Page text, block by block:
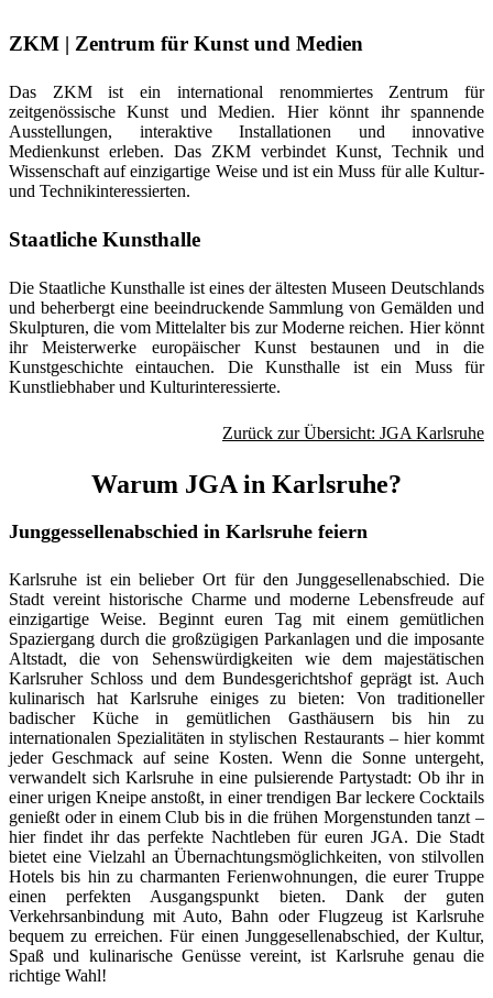
ZKM | Zentrum für Kunst und Medien
Das ZKM ist ein international renommiertes Zentrum für
zeitgenössische Kunst und Medien. Hier könnt ihr spannende
Ausstellungen, interaktive Installationen und innovative
Medienkunst erleben. Das ZKM verbindet Kunst, Technik und
Wissenschaft auf einzigartige Weise und ist ein Muss für alle Kultur-
und Technikinteressierten.
Staatliche Kunsthalle
Die Staatliche Kunsthalle ist eines der ältesten Museen Deutschlands
und beherbergt eine beeindruckende Sammlung von Gemälden und
Skulpturen, die vom Mittelalter bis zur Moderne reichen. Hier könnt
ihr Meisterwerke europäischer Kunst bestaunen und in die
Kunstgeschichte eintauchen. Die Kunsthalle ist ein Muss für
Kunstliebhaber und Kulturinteressierte.
Zurück zur Übersicht: JGA Karlsruhe
Warum JGA in Karlsruhe?
Junggessellenabschied in Karlsruhe feiern
Karlsruhe ist ein belieber Ort für den Junggesellenabschied. Die
Stadt vereint historische Charme und moderne Lebensfreude auf
einzigartige Weise. Beginnt euren Tag mit einem gemütlichen
Spaziergang durch die großzügigen Parkanlagen und die imposante
Altstadt, die von Sehenswürdigkeiten wie dem majestätischen
Karlsruher Schloss und dem Bundesgerichtshof geprägt ist. Auch
kulinarisch hat Karlsruhe einiges zu bieten: Von traditioneller
badischer Küche in gemütlichen Gasthäusern bis hin zu
internationalen Spezialitäten in stylischen Restaurants – hier kommt
jeder Geschmack auf seine Kosten. Wenn die Sonne untergeht,
verwandelt sich Karlsruhe in eine pulsierende Partystadt: Ob ihr in
einer urigen Kneipe anstoßt, in einer trendigen Bar leckere Cocktails
genießt oder in einem Club bis in die frühen Morgenstunden tanzt –
hier findet ihr das perfekte Nachtleben für euren JGA. Die Stadt
bietet eine Vielzahl an Übernachtungsmöglichkeiten, von stilvollen
Hotels bis hin zu charmanten Ferienwohnungen, die eurer Truppe
einen perfekten Ausgangspunkt bieten. Dank der guten
Verkehrsanbindung mit Auto, Bahn oder Flugzeug ist Karlsruhe
bequem zu erreichen. Für einen Junggesellenabschied, der Kultur,
Spaß und kulinarische Genüsse vereint, ist Karlsruhe genau die
richtige Wahl!